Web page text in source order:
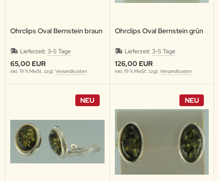
Ohrclips Oval Bernstein braun
Lieferzeit: 3-5 Tage
65,00 EUR
inkl. 19 % MwSt. zzgl. Versandkosten
Ohrclips Oval Bernstein grün
Lieferzeit: 3-5 Tage
126,00 EUR
inkl. 19 % MwSt. zzgl. Versandkosten
NEU NEU